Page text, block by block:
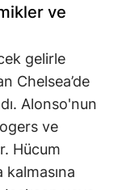
ve
gelirle
Chelsea’de
Alonso'nun
ve
Hücum
kalmasına